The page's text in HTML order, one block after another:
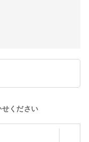
ください